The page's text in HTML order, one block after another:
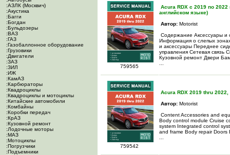
:АЗЛК (Москвич)
:Акустика
:Багги
:Богдан
:Бульдозеры
:ВАЗ
:ГАЗ
:Газобаллонное оборудование
:Грузовики
:Двигатели
:ЗАЗ
:ЗИЛ
:ИЖ
:КамАЗ
:Карбюраторы
:Квадроциклы
:Квадроциклы и мотоциклы
:Китайские автомобили
:Комбайны
:Коробки передач
:КрАЗ
:Кузовной ремонт
:Лодочные моторы
:МАЗ
:Мотоциклы
:Погрузчики
:Подъемники
759565
Acura RDX c 2019 по 2022
английском языке)
Автор: Motorist
Содержание Аксессуары и
Информация о слепых
и аксессуары Переднее
управления Сетевая связь
Кузовной ремонт Двери
759542
Acura RDX 2019 thru
Автор: Motorist
Content Accessories and
Body control module Cruise
system Integrated control
and frame Body repair Doors